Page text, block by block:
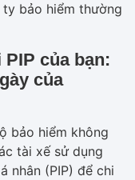
bảo hiểm thường
của bạn:
của
bảo hiểm không
tài xế sử dụng
nhân (PIP) để chi